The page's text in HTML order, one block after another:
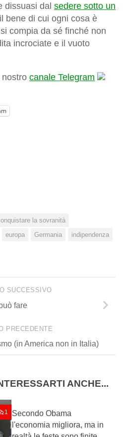
dissuasi dal sedere sotto un
bene di cui ogni cosa è
compia da sé finché non
incrociate e il vuoto
nostro canale Telegram
la sovranità
europa Germania
indipendenza
SUCCESSIVO
fare
PRECEDENTE
(in America non in Italia)
ANCHE...
1
Secondo Obama
l'economia migliora, ma in